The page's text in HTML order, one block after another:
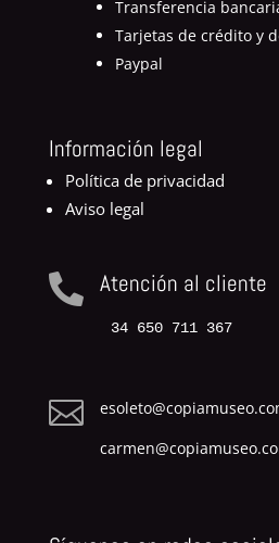
Transferencia
Tarjetas de crédito y
Paypal
Información legal
Política de privacidad
Aviso legal
 Atención al cliente
34 650 711 367
